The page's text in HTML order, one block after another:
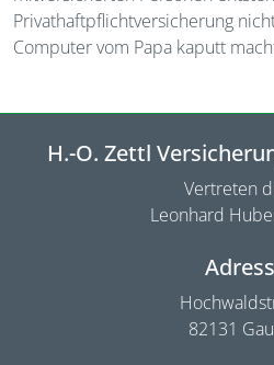
Privathaftpflichtversicherung
Computer vom Papa kaputt
H.-O. Zettl
Vertreten
Leonhard
82131